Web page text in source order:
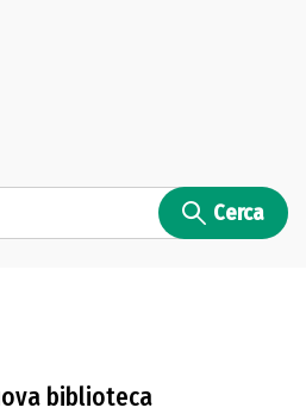
Cerca
biblioteca